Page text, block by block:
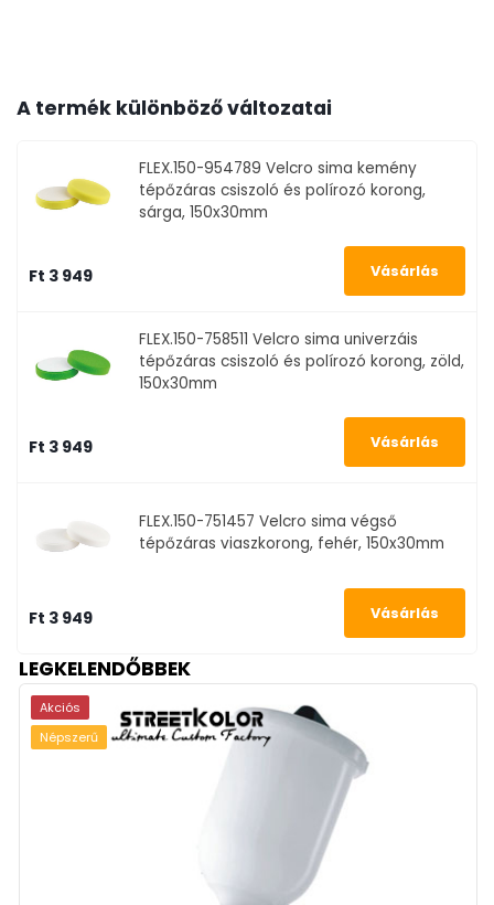
A termék különböző változatai
FLEX.150-954789 Velcro sima kemény
tépőzáras csiszoló és polírozó korong,
sárga, 150x30mm
Ft 3 949
FLEX.150-758511 Velcro sima univerzáis
tépőzáras csiszoló és polírozó korong, zöld,
150x30mm
Ft 3 949
FLEX.150-751457 Velcro sima végső
tépőzáras viaszkorong, fehér, 150x30mm
Ft 3 949
LEGKELENDŐBBEK
Akciós
Népszerű